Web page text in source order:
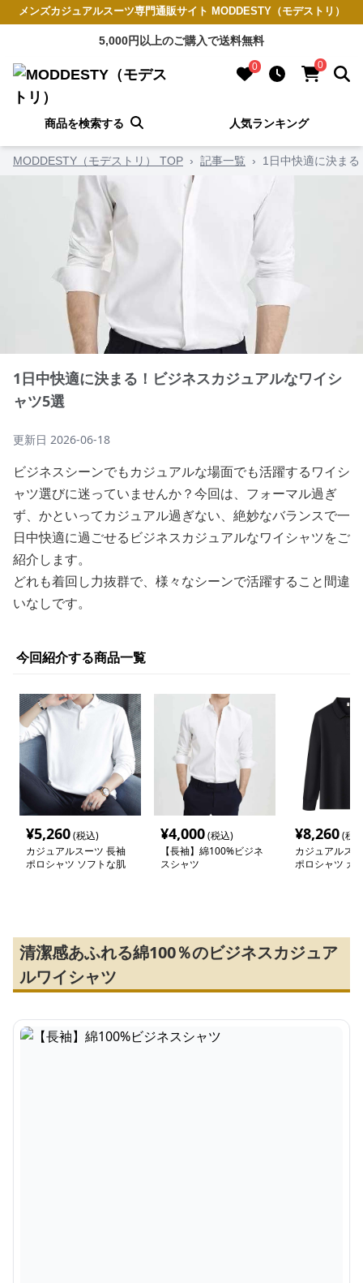
メンズカジュアルスーツ専門通販サイト MODDESTY（モデストリ）
5,000円以上のご購入で送料無料
0 0
商品を検索する 人気ランキング
MODDESTY（モデストリ） TOP › 記事一覧 › 1日中快適に決ま
1日中快適に決まる！ビジネスカジュアルなワイシ
ャツ5選
更新日 2026-06-18
ビジネスシーンでもカジュアルな場面でも活躍するワイシ
ャツ選びに迷っていませんか？今回は、フォーマル過ぎ
ず、かといってカジュアル過ぎない、絶妙なバランスで一
日中快適に過ごせるビジネスカジュアルなワイシャツをご
紹介します。
どれも着回し力抜群で、様々なシーンで活躍すること間違
いなしです。
今回紹介する商品一覧
¥5,260(税込)
カジュアルスーツ 長袖
ポロシャツ ソフトな肌
¥4,000(税込)
【長袖】綿100%ビジネ
スシャツ
¥8,260(税
カジュアルス
ポロシャツ カ
清潔感あふれる綿100％のビジネスカジュア
ルワイシャツ